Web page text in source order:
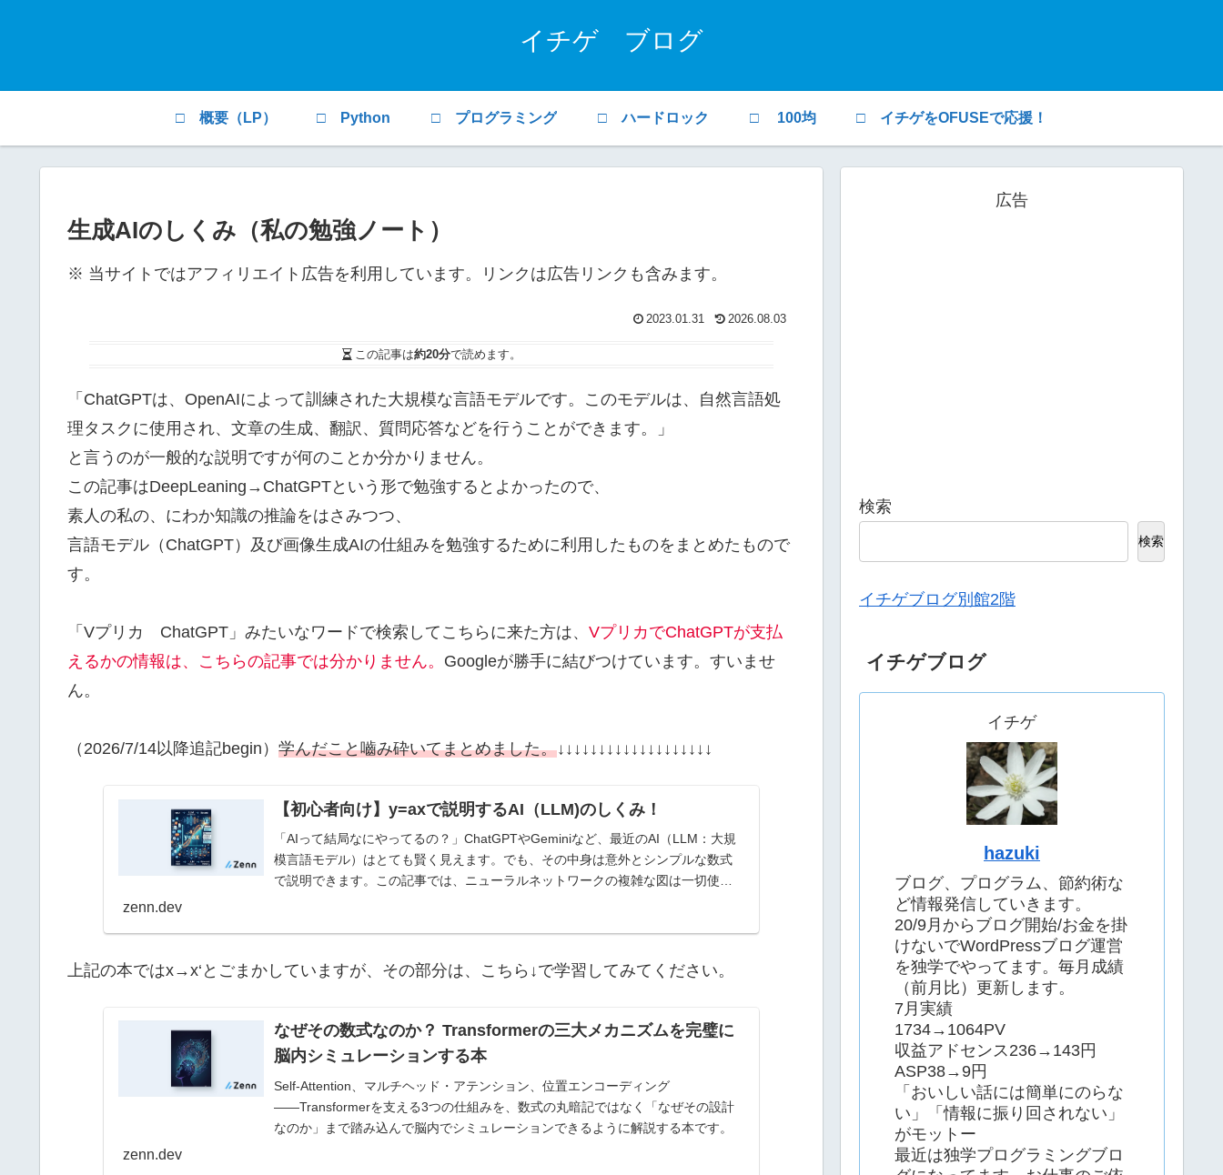
イチゲ ブログ
□ 概要（LP） □ Python □ プログラミング □ ハードロック □ 100均 □ イチゲをOFUSEで応援！
生成AIのしくみ（私の勉強ノート）
※ 当サイトではアフィリエイト広告を利用しています。リンクは広告リンクも含みます。
2023.01.31 2026.08.03
この記事は約20分で読めます。
「ChatGPTは、OpenAIによって訓練された大規模な言語モデルです。このモデルは、自然言語処
理タスクに使用され、文章の生成、翻訳、質問応答などを行うことができます。」
と言うのが一般的な説明ですが何のことか分かりません。
この記事はDeepLeaning→ChatGPTという形で勉強するとよかったので、
素人の私の、にわか知識の推論をはさみつつ、
言語モデル（ChatGPT）及び画像生成AIの仕組みを勉強するために利用したものをまとめたもので
す。
「Vプリカ ChatGPT」みたいなワードで検索してこちらに来た方は、 VプリカでChatGPTが支払
えるかの情報は、こちらの記事では分かりません。 Googleが勝手に結びつけています。すいませ
ん。
（2026/7/14以降追記begin） 学んだこと嚙み砕いてまとめました。↓↓↓↓↓↓↓↓↓↓↓↓↓↓↓↓↓↓↓
【初心者向け】y=axで説明するAI（LLM)のしくみ！
「AIって結局なにやってるの？」ChatGPTやGeminiなど、最近のAI（LLM：大規
模言語モデル）はとても賢く見えます。でも、その中身は意外とシンプルな数式
で説明できます。この記事では、ニューラルネットワークの複雑な図は一切使わ
zenn.dev
上記の本ではx→x‘とごまかしていますが、その部分は、こちら↓で学習してみてください。
なぜその数式なのか？ Transformerの三大メカニズムを完璧に
脳内シミュレーションする本
Self-Attention、マルチヘッド・アテンション、位置エンコーディング
――Transformerを支える3つの仕組みを、数式の丸暗記ではなく「なぜその設計
なのか」まで踏み込んで脳内でシミュレーションできるように解説する本です。
zenn.dev
広告
検索
検索
イチゲブログ別館2階
イチゲブログ
イチゲ
hazuki
ブログ、プログラム、節約術な
ど情報発信していきます。
20/9月からブログ開始/お金を掛
けないでWordPressブログ運営
を独学でやってます。毎月成績
（前月比）更新します。
7月実績
1734→1064PV
収益アドセンス236→143円
ASP38→9円
「おいしい話には簡単にのらな
い」「情報に振り回されない」
がモットー
最近は独学プログラミングブロ